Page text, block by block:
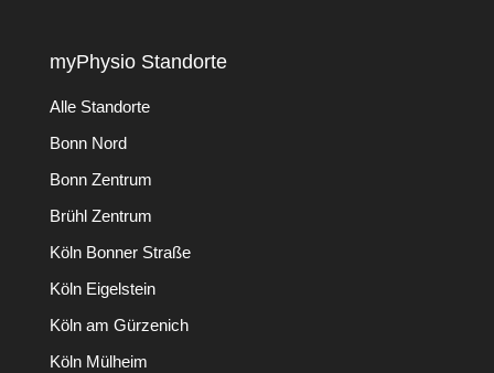
myPhysio Standorte
Alle Standorte
Bonn Nord
Bonn Zentrum
Brühl Zentrum
Köln Bonner Straße
Köln Eigelstein
Köln am Gürzenich
Köln Mülheim